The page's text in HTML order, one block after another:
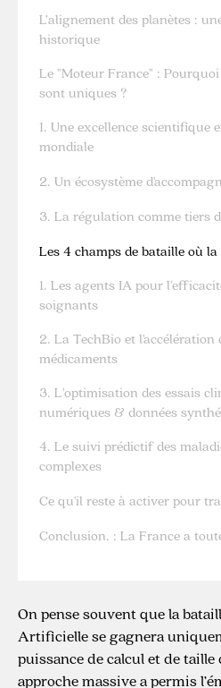
On pense souvent que la
Artificielle se gagnera
puissance de calcul et de taille
approche massive a permis
L’alignement des planètes :
historique
Le "Moteur France" :
sont uniques ?
1. Une excellence scientifique
mondiale
2. Un écosystème
3. La régulation comme tiers
Les 4 champs de bataille où
1. Les agents IA pour
soignants
2. La TechBio et l'accélération
médicaments
3. L'optimisation des essais
numériques & données
4. Le suivi prédictif des
complexes
Ce qu'il reste à activer pour
Conclusion. : La France a